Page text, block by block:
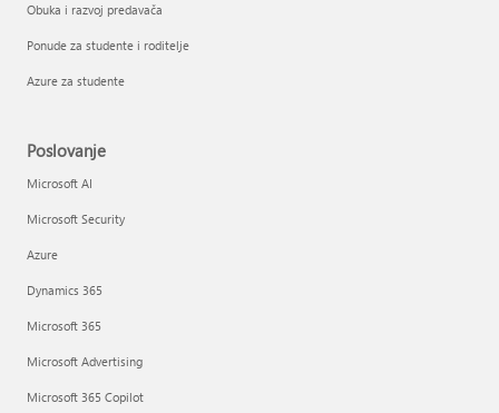
Obuka i razvoj predavača
Ponude za studente i roditelje
Azure za studente
Poslovanje
Microsoft AI
Microsoft Security
Azure
Dynamics 365
Microsoft 365
Microsoft Advertising
Microsoft 365 Copilot